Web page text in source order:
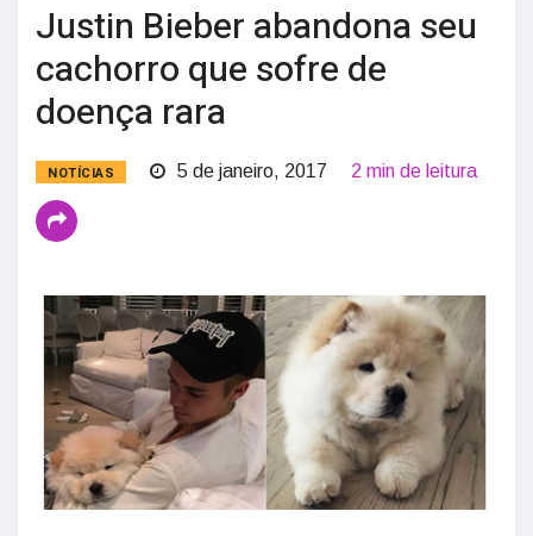
Justin Bieber abandona seu
cachorro que sofre de
doença rara
NOTÍCIAS 5 de janeiro, 2017 2 min de leitura